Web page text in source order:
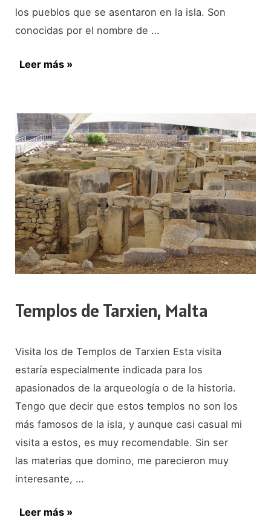
los pueblos que se asentaron en la isla. Son
conocidas por el nombre de …
Las
Senglea,
Vittoriosa,
Cospicua
Leer más »
Templos de Tarxien, Malta
Visita los de Templos de Tarxien Esta visita
estaría especialmente indicada para los
apasionados de la arqueología o de la historia.
Tengo que decir que estos templos no son los
más famosos de la isla, y aunque casi casual mi
visita a estos, es muy recomendable. Sin ser
las materias que domino, me parecieron muy
interesante, …
Templos
Leer más »